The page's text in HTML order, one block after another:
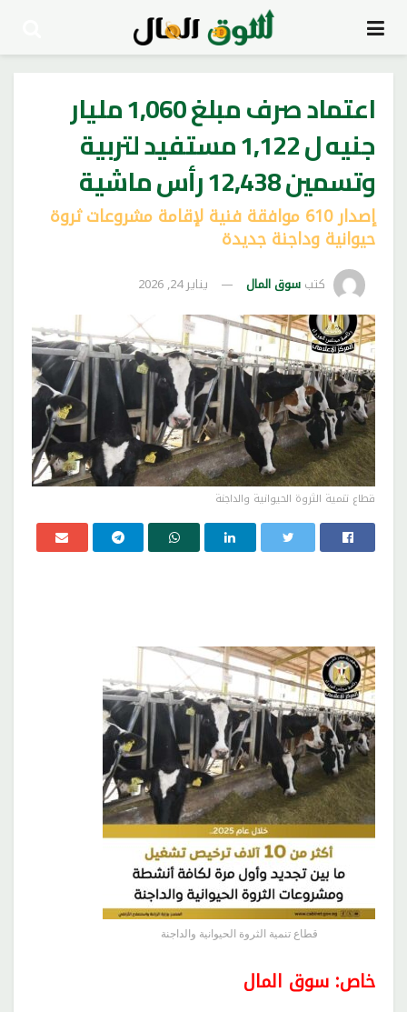
اعتماد صرف مبلغ 1,060 مليار
جنيه ل 1,122 مستفيد لتربية
وتسمين 12,438 رأس ماشية
إصدار 610 موافقة فنية لإقامة مشروعات ثروة
حيوانية وداجنة جديدة
كتب سوق المال يناير 24, 2026
قطاع تنمية الثروة الحيوانية والداجنة
قطاع تنمية الثروة الحيوانية والداجنة
خاص: سوق المال